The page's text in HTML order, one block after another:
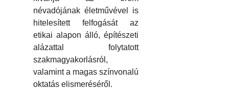
névadójának életművével is
hitelesített felfogását az
etikai alapon álló, építészeti
alázattal folytatott
szakmagyakorlásról,
valamint a magas színvonalú
oktatás elismeréséről.